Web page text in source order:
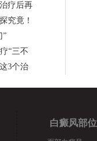
疗后再
究竟！
”
“三不
3个治
白癜风部位